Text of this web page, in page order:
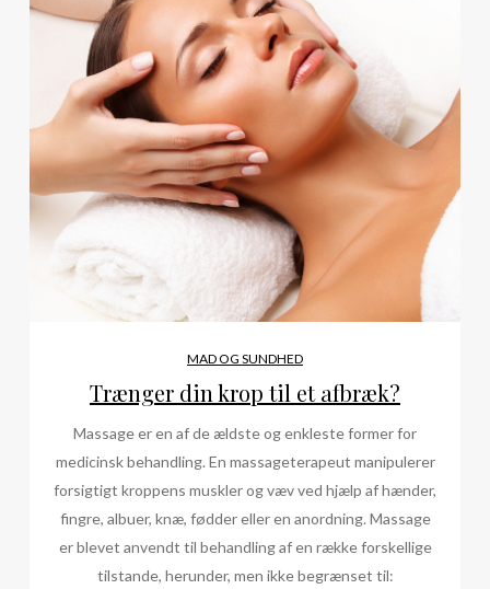
MAD OG SUNDHED
Trænger din krop til et afbræk?
Massage er en af de ældste og enkleste former for
medicinsk behandling. En massageterapeut manipulerer
forsigtigt kroppens muskler og væv ved hjælp af hænder,
fingre, albuer, knæ, fødder eller en anordning. Massage
er blevet anvendt til behandling af en række forskellige
tilstande, herunder, men ikke begrænset til: